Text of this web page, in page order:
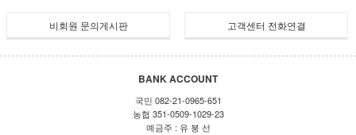
고객센터 전화연결
비회원 문의게시판
BANK ACCOUNT
국민 082-21-0965-651
농협 351-0509-1029-23
예금주 : 유 붕 선